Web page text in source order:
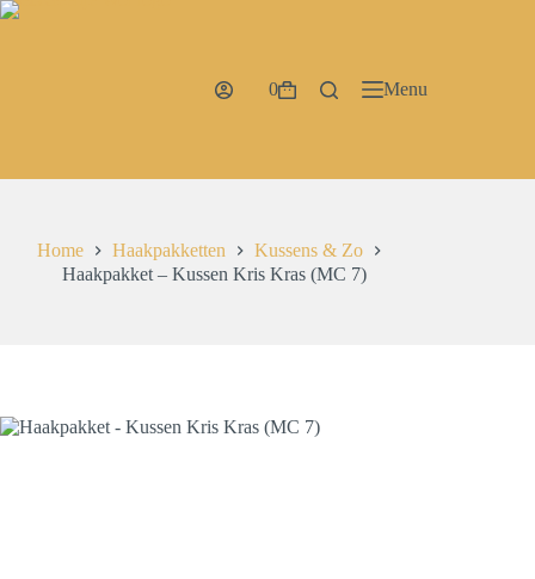
Ga
Winkelwagen
0 Menu
Home Haakpakketten
Kussens & Zo
Haakpakket – Kussen Kris Kras (MC 7)